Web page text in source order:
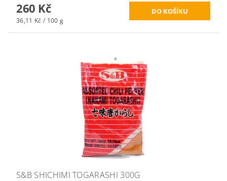
260 Kč
36,11 Kč / 100 g
S&B SHICHIMI TOGARASHI 300G